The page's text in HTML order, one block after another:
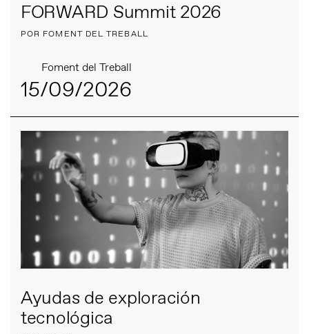
FORWARD Summit 2026
POR FOMENT DEL TREBALL
Foment del Treball
15/09/2026
Ayudas de exploración
tecnológica